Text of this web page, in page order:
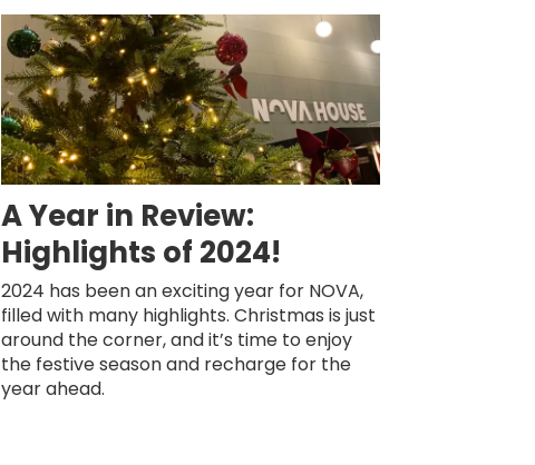
A Year in Review:
Highlights of 2024!
2024 has been an exciting year for NOVA,
filled with many highlights. Christmas is just
around the corner, and it’s time to enjoy
the festive season and recharge for the
year ahead.